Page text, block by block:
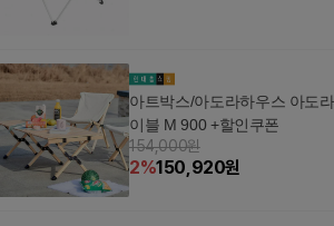
아트박스/아도라하우스 아도
이블 M 900 +할인쿠폰
154,000원
2%150,920원